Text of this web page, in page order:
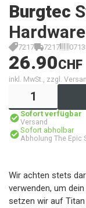
Burgtec
7217 7217
26.90CHF
inkl. MwSt., zzgl.
Sofort verfügbar
Versand
Sofort abholbar
Abholung The Epic
Wir achten stets
verwenden, um
setzen wir auf